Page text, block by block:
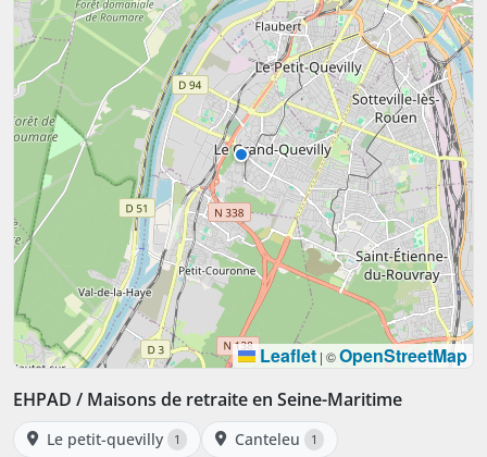
Leaflet | ©OpenStreetMap
EHPAD / Maisons de retraite en Seine-Maritime
Le petit-quevilly 1 Canteleu 1